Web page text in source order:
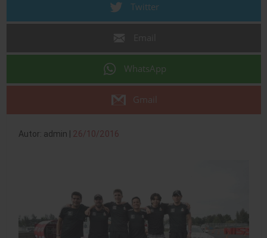
Twitter
WhatsApp
Gmail
Autor: admin | 26/10/2016